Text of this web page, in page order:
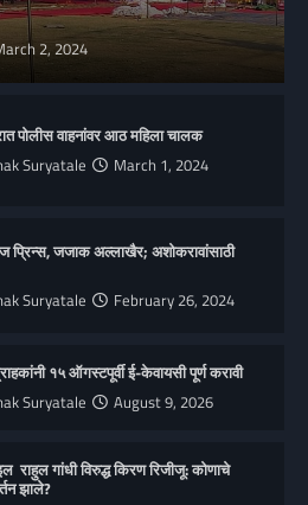
2, 2024
पोलीस वाहनांवर आठ महिला चालक
Suryatale March 1, 2024
प्रिन्स, जजाक अल्लाखैर; अशोकरावांसाठी
Suryatale February 26, 2024
१५ ऑगस्टपूर्वी ई-केवायसी पूर्ण करावी
Suryatale August 9, 2026
राहुल गांधी विरुद्ध किरण रिजीजू: कोणाचे
झाले?